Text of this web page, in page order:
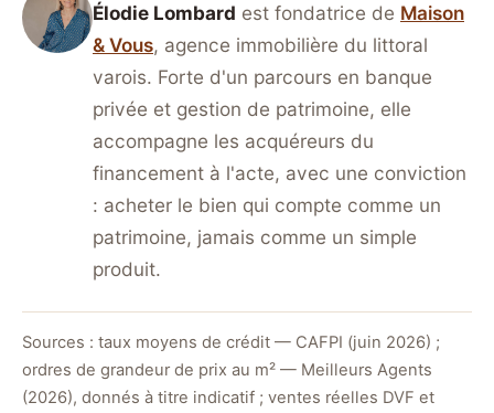
Élodie Lombard est fondatrice de Maison
& Vous, agence immobilière du littoral
varois. Forte d'un parcours en banque
privée et gestion de patrimoine, elle
accompagne les acquéreurs du
financement à l'acte, avec une conviction
: acheter le bien qui compte comme un
patrimoine, jamais comme un simple
produit.
Sources : taux moyens de crédit — CAFPI (juin 2026) ;
ordres de grandeur de prix au m² — Meilleurs Agents
(2026), donnés à titre indicatif ; ventes réelles DVF et